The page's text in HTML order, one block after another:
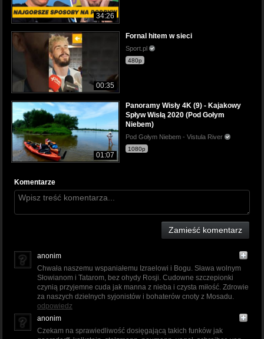
34:26
00:35
Fornal hitem w sieci
Sport.pl
480p
01:07
Panoramy Wisły 4K (9) - Kajakowy
Spływ Wisłą 2020 (Pod Gołym
Niebem)
Pod Gołym Niebem - Vistula River
1080p
Komentarze
Zamieść komentarz
anonim
Chwała naszemu wspaniałemu Izraelowi i Bogu. Sława wolnym
Słowianom i Tatarom, bez ohydy Rosji. Cudowne szczepionki
czynią przyjemne cuda jak manna z nieba i czysta miłość. Zdrowie
za naszych dzielnych syjonistów i bohaterów cnoty z Mosadu.
odpowiedz
anonim
Czekam na sprawiedliwość dosięgającą takich funków jak